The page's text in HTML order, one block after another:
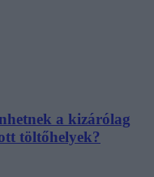
a kizárólag
töltőhelyek?